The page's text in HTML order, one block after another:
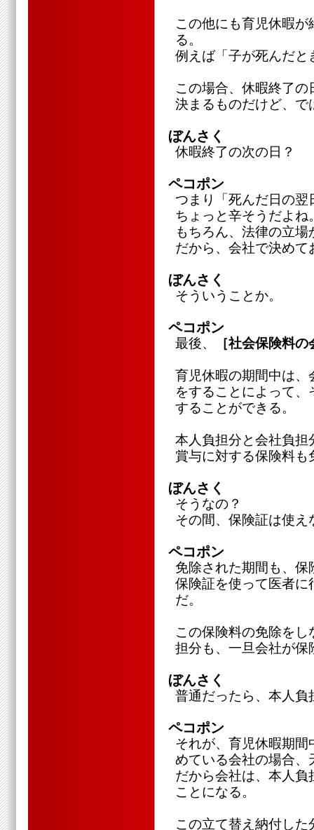
この他にも育児休暇
る。
例えば「子が死んだと
この場合、休暇終了
決まるものだけど、で
ぼんさく
休暇終了の次の日？
ペコポン
つまり「死んだ日の翌
ちょっと辛そうだよね
もちろん、法律の立
だから、会社で決め
ぼんさく
そういうことか。
ペコポン
最後、 ［社会保険料
育児休暇の期間中は、
をすることによって
することができる。
本人負担分と会社負担
賞与に対する保険料も
ぼんさく
そうなの？
その間、保険証は使え
ペコポン
免除された期間も、
保険証を使って医者に
だ。
この保険料の免除を
担分も、一旦会社が保
ぼんさく
普通だったら、本人負
ペコポン
それが、育児休暇期
めている会社の場合、
だから会社は、本人
ことになる。
この立て替え納付し